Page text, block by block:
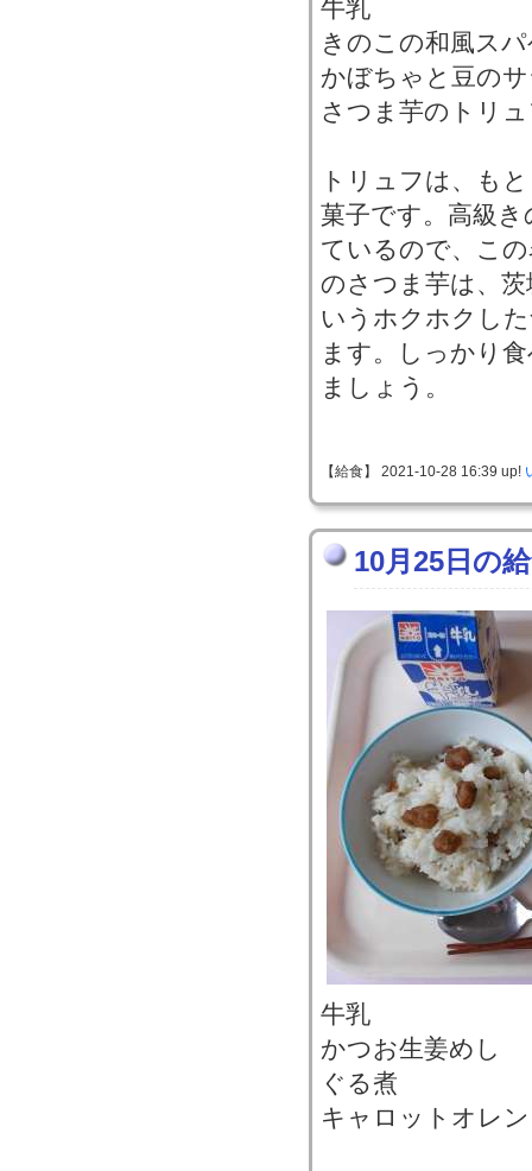
牛乳
きのこの和風ス
かぼちゃと豆の
さつま芋のトリ
トリュフは、も
菓子です。高級
ているので、こ
のさつま芋は、
いうホクホクし
ます。しっかり
ましょう。
【給食】 2021-10-28 16:39 up!
10月25日の
牛乳
かつお生姜めし
ぐる煮
キャロットオレ